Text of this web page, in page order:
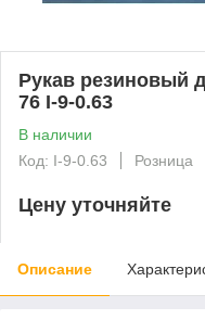
Рукав резиновый
76 I-9-0.63
В наличии
Код: I-9-0.63
Розница
Цену уточняйте
Описание